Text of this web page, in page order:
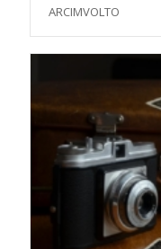
ARCIMVOLTO